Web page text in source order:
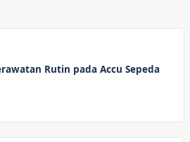
Rutin pada Accu Sepeda